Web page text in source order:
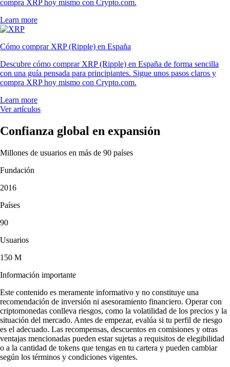
compra XRP hoy mismo con Crypto.com.
Learn more
Cómo comprar XRP (Ripple) en España
Descubre cómo comprar XRP (Ripple) en España de forma sencilla
con una guía pensada para principiantes. Sigue unos pasos claros y
compra XRP hoy mismo con Crypto.com.
Learn more
Ver artículos
Confianza global en expansión
Millones de usuarios en más de 90 países
Fundación
2016
Países
90
Usuarios
150 M
Información importante
Este contenido es meramente informativo y no constituye una
recomendación de inversión ni asesoramiento financiero. Operar con
criptomonedas conlleva riesgos, como la volatilidad de los precios y la
situación del mercado. Antes de empezar, evalúa si tu perfil de riesgo
es el adecuado. Las recompensas, descuentos en comisiones y otras
ventajas mencionadas pueden estar sujetas a requisitos de elegibilidad
o a la cantidad de tokens que tengas en tu cartera y pueden cambiar
según los términos y condiciones vigentes.